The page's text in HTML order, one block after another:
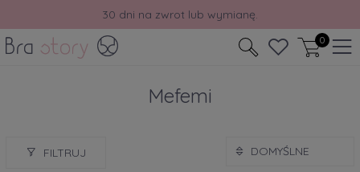
30 dni na zwrot lub wymianę.
0
Mefemi
FILTRUJ